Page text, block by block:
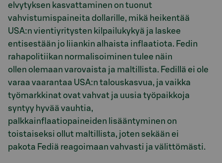
elvytyksen kasvattaminen on tuonut
vahvistumispaineita dollarille, mikä heikentää
USA:n vientiyritysten kilpailukykyä ja laskee
entisestään jo liiankin alhaista inflaatiota. Fedin
rahapolitiikan normalisoiminen tulee näin
ollen olemaan varovaista ja maltillista. Fedillä ei ole
varaa vaarantaa USA:n talouskasvua, ja vaikka
työmarkkinat ovat vahvat ja uusia työpaikkoja
syntyy hyvää vauhtia,
palkkainflaatiopaineiden lisääntyminen on
toistaiseksi ollut maltillista, joten sekään ei
pakota Fediä reagoimaan vahvasti ja välittömästi.